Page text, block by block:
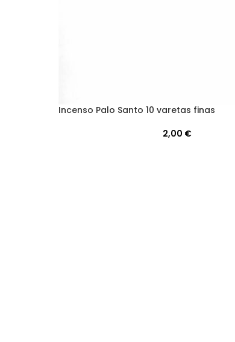
Incenso Palo Santo 10 varetas finas
2,00 €